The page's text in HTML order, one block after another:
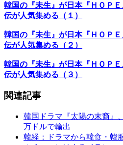
韓国の『未生』が日本『ＨＯＰ
伝が人気集める（１）
韓国の『未生』が日本『ＨＯＰ
伝が人気集める（２）
韓国の『未生』が日本『ＨＯＰ
伝が人気集める（３）
関連記事
韓国ドラマ『太陽の末裔』
万ドルで輸出
韓経：ドラマから韓食・韓